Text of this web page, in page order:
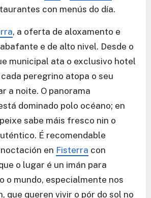
con menús do día.
, a oferta de aloxamento e
e de alto nivel. Desde o
municipal ata o exclusivo hotel
peregrino atopa o seu
a noite. O panorama
dominado polo océano; en
sabe máis fresco nin o
É recomendable
en Fisterra con
o lugar é un imán para
o mundo, especialmente nos
que queren vivir o pór do sol no